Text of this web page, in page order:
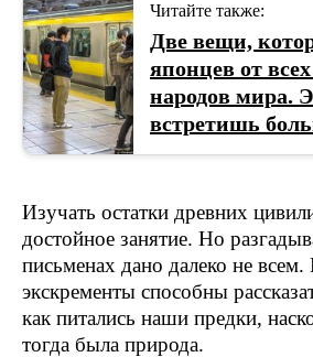
Читайте также:
Две вещи,
японцев от
народов мира.
встретишь
Изучать остатки древних
достойное занятие. Но
письменах дано далеко не
экскременты способны
как питались наши предки,
тогда была природа.